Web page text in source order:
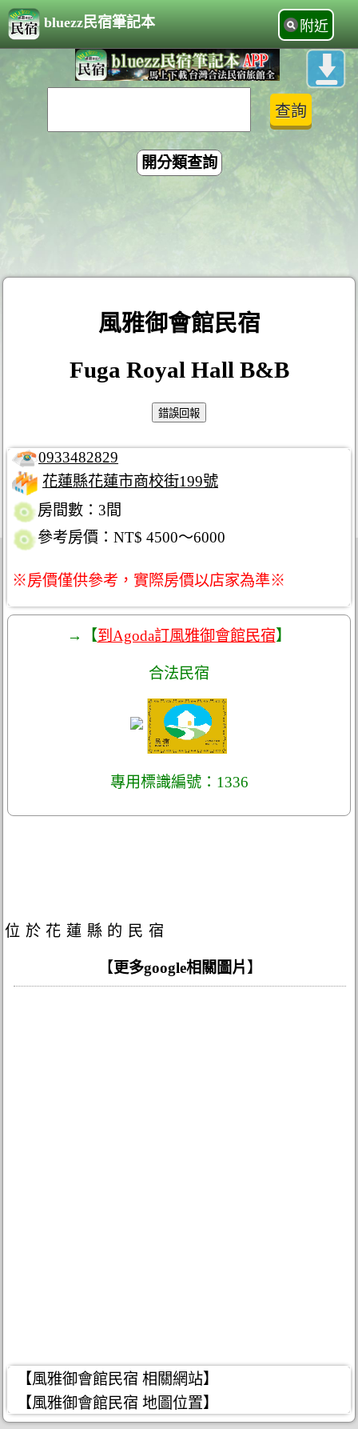
bluezz民宿筆記本 附近
開分類查詢
風雅御會館民宿
Fuga Royal Hall B&B
0933482829
花蓮縣花蓮市商校街199號
房間數：3間
參考房價：NT$ 4500～6000
※房價僅供參考，實際房價以店家為準※
→【到Agoda訂風雅御會館民宿】
合法民宿
專用標識編號：1336
位於花蓮縣的民宿
【更多google相關圖片 】
【風雅御會館民宿 相關網站】
【風雅御會館民宿 地圖位置】